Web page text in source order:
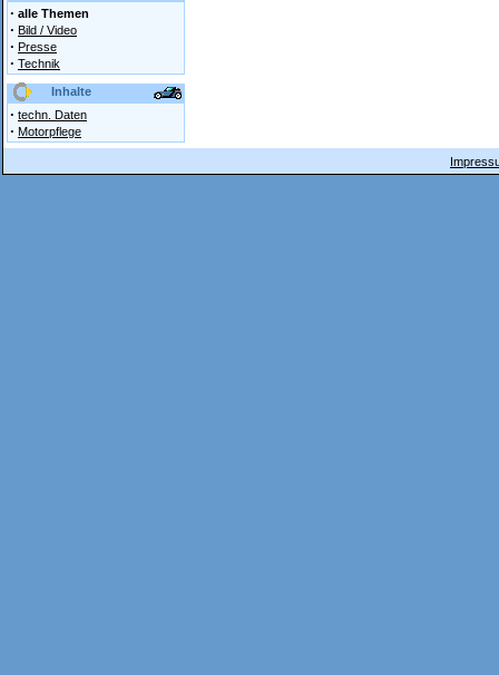
· alle Themen
· Bild / Video
· Presse
· Technik
Inhalte
· techn. Daten
· Motorpflege